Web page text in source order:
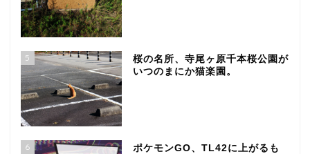
5
桜の名所、寺尾ヶ原千本桜公園が
いつのまにか猫楽園。
6
ポケモンGO、TL42に上がるも